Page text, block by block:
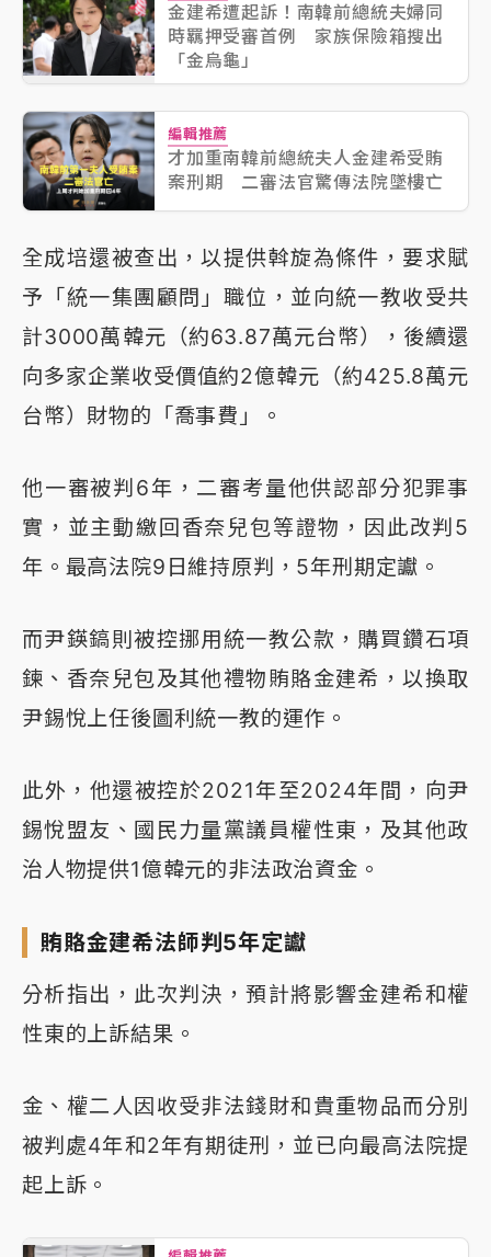
金建希遭起訴！南韓前總統夫婦同
時羈押受審首例 家族保險箱搜出
「金烏龜」
編輯推薦
才加重南韓前總統夫人金建希受賄
案刑期 二審法官驚傳法院墜樓亡
全成培還被查出，以提供斡旋為條件，要求賦
予「統一集團顧問」職位，並向統一教收受共
計3000萬韓元（約63.87萬元台幣），後續還
向多家企業收受價值約2億韓元（約425.8萬元
台幣）財物的「喬事費」。
他一審被判6年，二審考量他供認部分犯罪事
實，並主動繳回香奈兒包等證物，因此改判5
年。最高法院9日維持原判，5年刑期定讞。
而尹鍈鎬則被控挪用統一教公款，購買鑽石項
鍊、香奈兒包及其他禮物賄賂金建希，以換取
尹錫悅上任後圖利統一教的運作。
此外，他還被控於2021年至2024年間，向尹
錫悅盟友、國民力量黨議員權性東，及其他政
治人物提供1億韓元的非法政治資金。
賄賂金建希法師判5年定讞
分析指出，此次判決，預計將影響金建希和權
性東的上訴結果。
金、權二人因收受非法錢財和貴重物品而分別
被判處4年和2年有期徒刑，並已向最高法院提
起上訴。